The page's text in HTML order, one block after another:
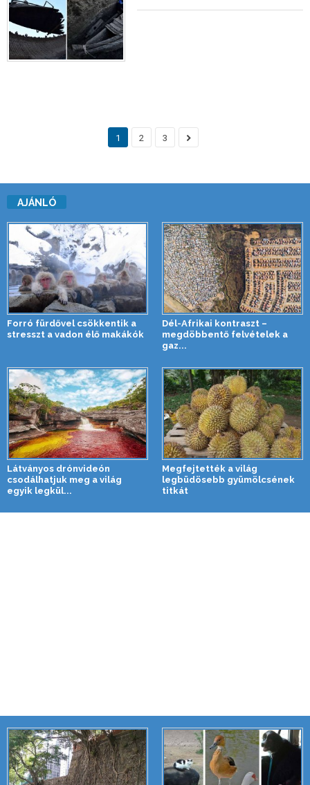
1 2 3
AJÁNLÓ
Forró fürdővel csökkentik a
stresszt a vadon élő makákók
Dél-Afrikai kontraszt –
megdöbbentő felvételek a
gaz...
Látványos drónvideón
csodálhatjuk meg a világ
egyik legkül...
Megfejtették a világ
legbüdösebb gyümölcsének
titkát